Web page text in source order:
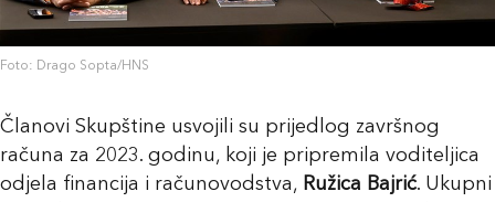
Foto: Drago Sopta/HNS
Članovi Skupštine usvojili su prijedlog završnog
računa za 2023. godinu, koji je pripremila voditeljica
odjela financija i računovodstva, Ružica Bajrić. Ukupni